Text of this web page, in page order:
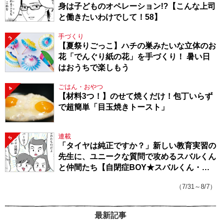
身は子どものオペレーション!?【こんな上司
と働きたいわけでして！58】
3 手づくり
【夏祭りごっこ】ハチの巣みたいな立体のお
花「でんぐり紙の花」を手づくり！ 暑い日
はおうちで楽しもう
4 ごはん・おやつ
【材料3つ！】のせて焼くだけ！包丁いらず
で超簡単「目玉焼きトースト」
5 連載
「タイヤは純正ですか？」新しい教育実習の
先生に、ユニークな質問で攻めるスバルくん
と仲間たち【自閉症BOY★スバルくん・
（7/31～8/7）
最新記事